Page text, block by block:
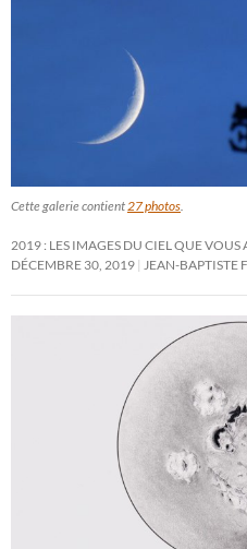
Cette galerie contient 27 photos
2019 : LES IMAGES DU CIEL QUE
DÉCEMBRE 30, 2019
JEAN-BAPTISTE